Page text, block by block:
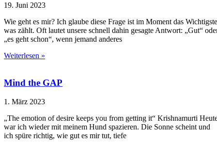
19. Juni 2023
Wie geht es mir? Ich glaube diese Frage ist im Moment das
was zählt. Oft lautet unsere schnell dahin gesagte Antwort: „Gut“
„es geht schon“, wenn jemand anderes
Weiterlesen »
Mind the GAP
1. März 2023
„The emotion of desire keeps you from getting it“ Krishnamurti
war ich wieder mit meinem Hund spazieren. Die Sonne scheint und
ich spüre richtig, wie gut es mir tut, tiefe